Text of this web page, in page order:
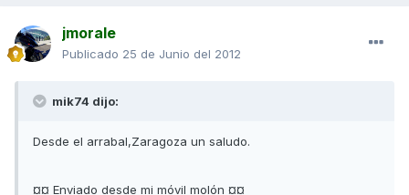
jmorale
Publicado 25 de Junio del 2012
mik74 dijo:
Desde el arrabal,Zaragoza un saludo.
¤¤ Enviado desde mi móvil molón ¤¤